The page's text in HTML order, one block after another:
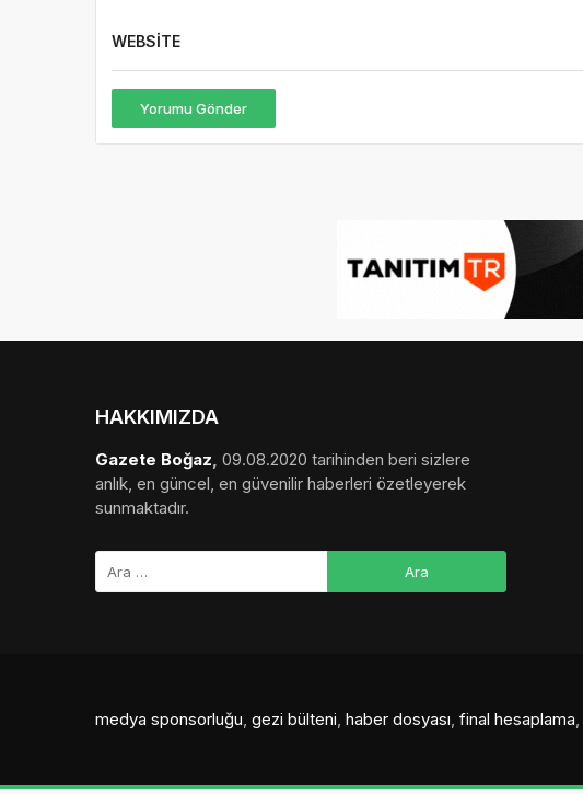
WEBSITE
Yorumu Gönder
HAKKIMIZDA
Gazete Boğaz, 09.08.2020 tarihinden beri sizlere
anlık, en güncel, en güvenilir haberleri özetleyerek
sunmaktadır.
medya sponsorluğu, gezi bülteni, haber dosyası, final hesaplama,